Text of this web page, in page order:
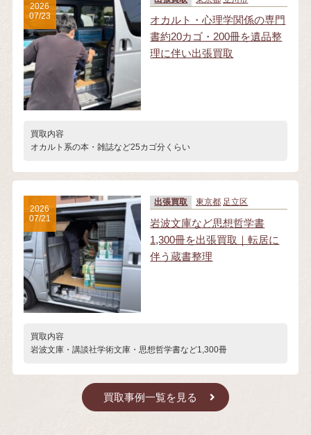
オカルト・心理学関係の専門
書約20カゴ・200冊を遺品整
理に伴い出張買取
買取内容
オカルト系の本・雑誌など25カゴ分くらい
2026
07/23
出張買取 東京都 足立区
岩波文庫など思想哲学書
1,300冊を出張買取｜転居に
伴う蔵書整理
買取内容
岩波文庫・講談社学術文庫・思想哲学書など1,300冊
2026
07/21
買取事例一覧を見る